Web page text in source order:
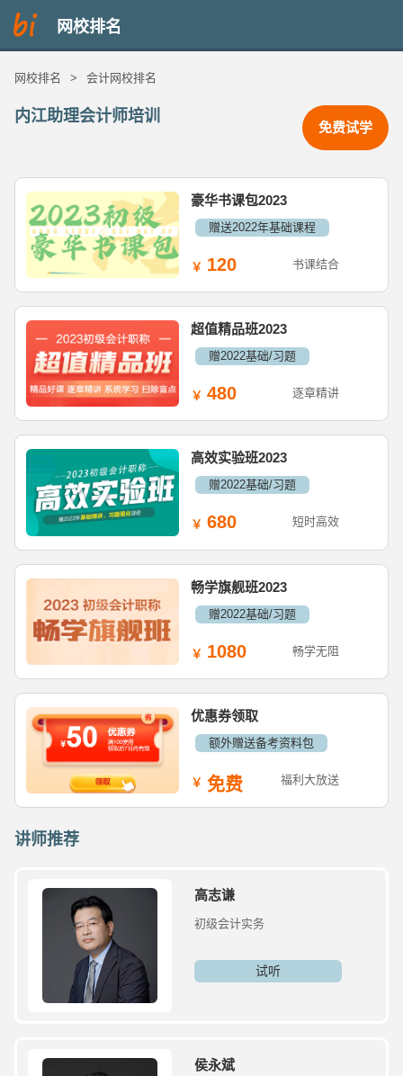
网校排名
网校排名 > 会计网校排名
内江助理会计师培训
免费试学
豪华书课包2023
赠送2022年基础课程
120 书课结合
超值精品班2023
赠2022基础/习题
480 逐章精讲
高效实验班2023
赠2022基础/习题
680 短时高效
畅学旗舰班2023
赠2022基础/习题
1080 畅学无阻
优惠券领取
额外赠送备考资料包
免费 福利大放送
讲师推荐
高志谦
初级会计实务
试听
侯永斌